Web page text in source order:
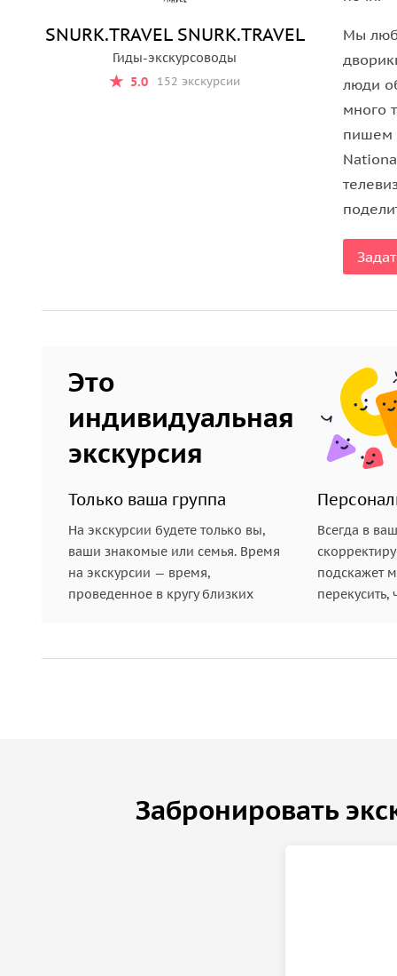
андеграундное искусство. Кто и зачем рисует
весьма солидные люди? Как независимая
джаз завоевал Белград? Кто и почему скучает
бы этого ожидать:). А могло ли вам прийти в
культуру и образование в массы? А почему
Мы с вами увидим яркие муралы художников
галерею, заглянем в заброшенные, подземные
культурных центров и винтажных
• Пожалуйста, надевайте комфортную одежду
• Экскурсия проводится по запросу, поэтому
подтверждении запрашиваемой даты и времени.
SNURK.TRAVEL SNURK.TRAVEL
Гиды-экскурсоводы
5.0
152 экскурсии
Мы
люди
много
пишем
Это
индивидуальная
экскурсия
Только ваша группа
На экскурсии будете только вы,
ваши знакомые или семья. Время
на экскурсии — время,
проведенное в кругу близких
Всегда в
подскажет
перекусить,
Забронировать